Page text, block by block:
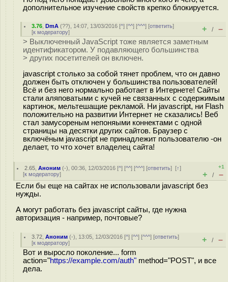
дополнительное изучение свойств крепко блокируется.
3.76 ,DmA (??), 14:07, 13/03/2016 [^] [^^] [^^^] [ответить]
[к модератору] + / –
> Выключенный JavaScript тоже является заметным
идентификатором. У подавляющего большинства
> других посетителей он включен.
javascript столько за собой тянет проблем, что он давно
должен быть отключен у большинства пользователей!
Всё и без него нормально работает в Интернете! Сайты
стали аляповатыми с кучей не связанных с содержимым
картинок, мельтешащие рекламой. Ни javascript, ни Flash
положительно на развитии Интернет не сказались! Веб
стал замусореным непоняыми коннектами с одной
страницы на десятки других сайтов. Браузер с
включёным javascript не принадлежит пользователю -он
делает, то что хочет владелец сайта!
2.65 ,Аноним (-), 00:36, 12/03/2016 [^] [^^] [^^^] [ответить][↑]
[к модератору]
+1
+ / –
Если бы еще на сайтах не использовали javascript без
нужды.
А могут работать без javascript сайты, где нужна
авторизация - например, почтовые?
3.72 ,Аноним (-), 13:05, 12/03/2016 [^] [^^] [^^^] [ответить]
[к модератору] + / –
Вот и выросло поколение... form
action="https://example.com/auth" method="POST", и все
дела.